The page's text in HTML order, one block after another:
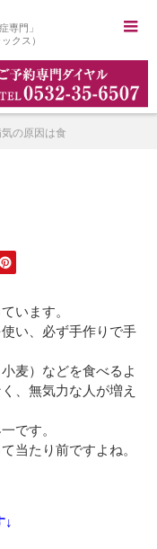
専門」
クス）
の原因は食
います。
い、必ず手作りで手
麦）などを食べるよ
、無気力な人が増え
です。
当たり前ですよね。
↓